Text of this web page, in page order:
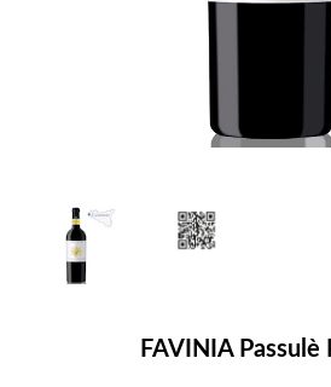
FAVINIA Passulè